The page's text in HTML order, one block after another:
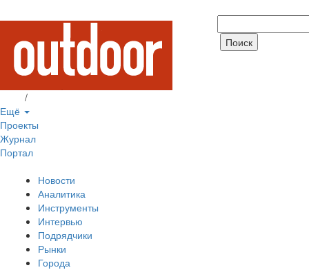
/
Ещё
Проекты
Журнал
Портал
Новости
Аналитика
Инструменты
Интервью
Подрядчики
Рынки
Города